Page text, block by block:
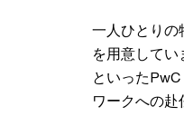
一人ひとりの
を用意してい
といった
ワークへの赴